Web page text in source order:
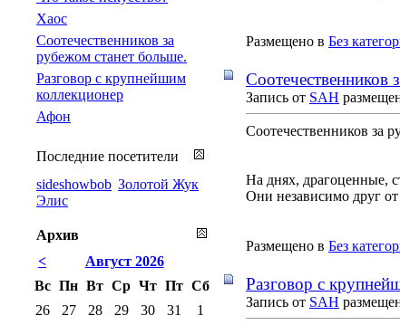
Размещено в Без
Соотечественников
Запись от SAH
Соотечественников за
На днях, драгоценные,
Они независимо друг
Размещено в Без
Разговор с
Запись от SAH
Хаос
Соотечественников за
рубежом станет больше.
Разговор с крупнейшим
коллекционер
Афон
Последние посетители
sideshowbob Золотой Жук
Элис
Архив
<
Август 2026
Вс Пн Вт Ср Чт Пт Сб
26
27 28 29 30 31
1